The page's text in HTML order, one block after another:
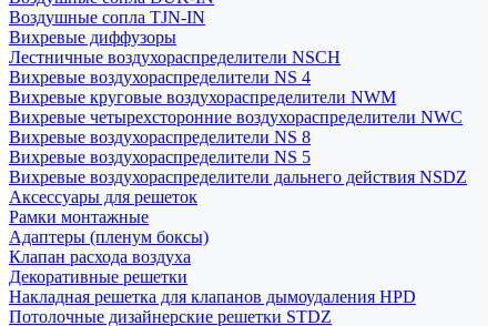
Воздушные сопла TJN-IN
Вихревые диффузоры
Лестничные воздухораспределители NSCH
Вихревые воздухораспределители NS 4
Вихревые круговые воздухораспределители NWM
Вихревые четырехсторонние воздухораспределители NWC
Вихревые воздухораспределители NS 8
Вихревые воздухораспределители NS 5
Вихревые воздухораспределители дальнего действия NSDZ
Аксессуары для решеток
Рамки монтажные
Адаптеры (пленум боксы)
Клапан расхода воздуха
Декоративные решетки
Накладная решетка для клапанов дымоудаления HPD
Потолочные дизайнерские решетки STDZ